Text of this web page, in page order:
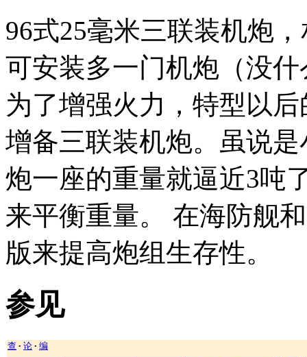
96式25毫米三联装机炮
可安装多一门机炮（没
为了增强火力，特型以
增备三联装机炮。虽说
炮一座的重量就逼近3吨
来平衡重量。 在海防舰
版来提高炮组生存性。
参见
查 • 论 • 编